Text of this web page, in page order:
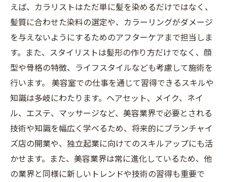
えば、カラリストはただ単に髪を染めるだけではなく、
髪質に合わせた染料の選定や、カラーリングがダメージ
を与えないようにするためのアフターケアまで担当しま
す。また、スタイリストは髪形の作り方だけでなく、顔
型や骨格の特徴、ライフスタイルなども考慮して施術を
行います。 美容室での仕事を通じて習得できるスキルや
知識は多岐にわたります。ヘアセット、メイク、ネイ
ル、エステ、マッサージなど、美容業界で必要とされる
技術や知識を幅広く学べるため、将来的にブランチャイ
ズ店の開業や、独立起業に向けてのスキルアップにも活
かせます。また、美容業界は常に進化しているため、他
の業界と同様に新しいトレンドや技術の習得も重要で